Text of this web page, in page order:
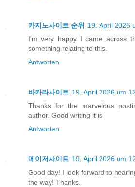
카지노사이트 순위
19. April 2026
I'm very happy I came across
something relating to this.
Antworten
바카라사이트 19. April 2026 um
Thanks for the marvelous
author. Good writing it is
Antworten
메이저사이트 19. April 2026 um
Good day! I look forward to
the way! Thanks.